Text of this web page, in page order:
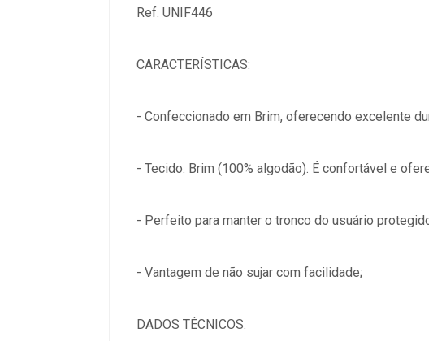
Ref. UNIF446
CARACTERÍSTICAS:
- Confeccionado em Brim, oferecendo excelente
- Tecido: Brim (100% algodão). É confortável e
- Perfeito para manter o tronco do usuário
- Vantagem de não sujar com facilidade;
DADOS TÉCNICOS: